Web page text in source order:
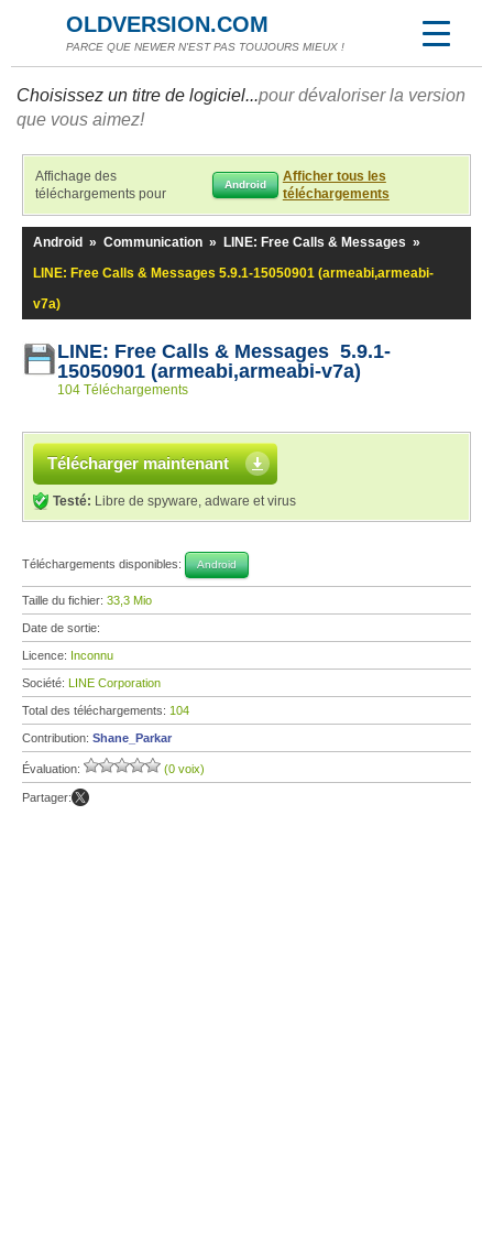
OLDVERSION.COM
PARCE QUE NEWER N'EST PAS TOUJOURS MIEUX !
Choisissez un titre de logiciel...pour dévaloriser la version
que vous aimez!
Affichage des
téléchargements pour
Android
Afficher tous les
téléchargements
Android » Communication » LINE: Free Calls & Messages »
LINE: Free Calls & Messages 5.9.1-15050901 (armeabi,armeabi-
v7a)
LINE: Free Calls & Messages 5.9.1-
15050901 (armeabi,armeabi-v7a)
104 Téléchargements
Télécharger maintenant
Testé: Libre de spyware, adware et virus
Téléchargements disponibles: Android
Taille du fichier: 33,3 Mio
Date de sortie:
Licence: Inconnu
Société: LINE Corporation
Total des téléchargements: 104
Contribution: Shane_Parkar
Évaluation: (0 voix)
Partager: